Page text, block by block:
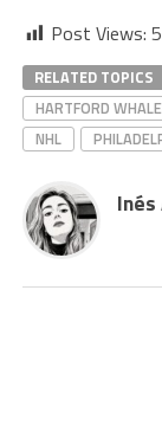
Post Views:
RELATED TOPICS
HARTFORD
NHL